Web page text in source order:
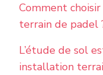
Comment
terrain de padel
L’étude de sol
installation